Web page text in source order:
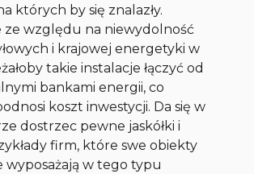
których by się znalazły.
ze względu na niewydolność
i krajowej energetyki w
takie instalacje łączyć od
bankami energii, co
koszt inwestycji. Da się w
dostrzec pewne jaskółki i
firm, które swe obiekty
wyposażają w tego typu